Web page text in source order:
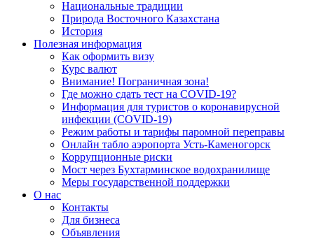
Национальные традиции
Природа Восточного Казахстана
История
Полезная информация
Как оформить визу
Курс валют
Внимание! Пограничная зона!
Где можно сдать тест на COVID-19?
Информация для туристов о коронавирусной
инфекции (COVID-19)
Режим работы и тарифы паромной переправы
Онлайн табло аэропорта Усть-Каменогорск
Коррупционные риски
Мост через Бухтарминское водохранилище
Меры государственной поддержки
О нас
Контакты
Для бизнеса
Объявления